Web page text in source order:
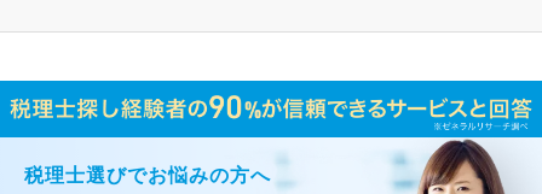
税理士選びでお悩みの方へ